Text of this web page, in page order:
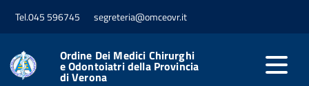
Tel.045 596745 segreteria@omceovr.it
Ordine Dei Medici Chirurghi
e Odontoiatri della Provincia
di Verona